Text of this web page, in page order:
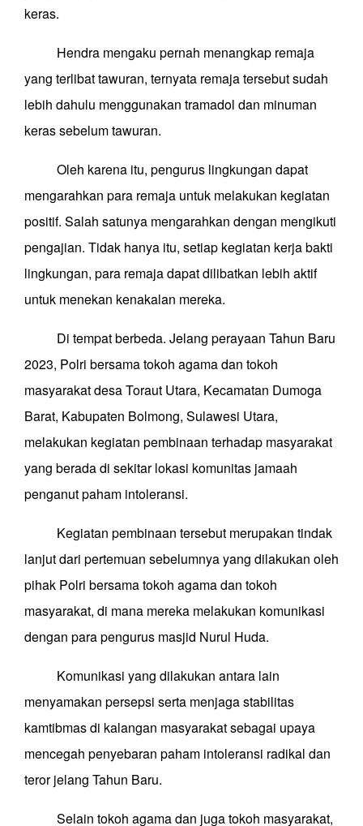
keras.
Hendra mengaku pernah menangkap remaja
yang terlibat tawuran, ternyata remaja tersebut sudah
lebih dahulu menggunakan tramadol dan minuman
keras sebelum tawuran.
Oleh karena itu, pengurus lingkungan dapat
mengarahkan para remaja untuk melakukan kegiatan
positif. Salah satunya mengarahkan dengan mengikuti
pengajian. Tidak hanya itu, setiap kegiatan kerja bakti
lingkungan, para remaja dapat dilibatkan lebih aktif
untuk menekan kenakalan mereka.
Di tempat berbeda. Jelang perayaan Tahun Baru
2023, Polri bersama tokoh agama dan tokoh
masyarakat desa Toraut Utara, Kecamatan Dumoga
Barat, Kabupaten Bolmong, Sulawesi Utara,
melakukan kegiatan pembinaan terhadap masyarakat
yang berada di sekitar lokasi komunitas jamaah
penganut paham intoleransi.
Kegiatan pembinaan tersebut merupakan tindak
lanjut dari pertemuan sebelumnya yang dilakukan oleh
pihak Polri bersama tokoh agama dan tokoh
masyarakat, di mana mereka melakukan komunikasi
dengan para pengurus masjid Nurul Huda.
Komunikasi yang dilakukan antara lain
menyamakan persepsi serta menjaga stabilitas
kamtibmas di kalangan masyarakat sebagai upaya
mencegah penyebaran paham intoleransi radikal dan
teror jelang Tahun Baru.
Selain tokoh agama dan juga tokoh masyarakat,